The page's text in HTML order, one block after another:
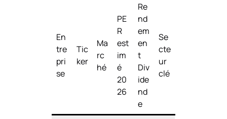
En
tre
pri
se
Tic
ker
Ma
rc
hé
PE
R
est
im
é
20
26
Re
nd
em
en
t
Div
ide
nd
e
Se
cte
ur
clé